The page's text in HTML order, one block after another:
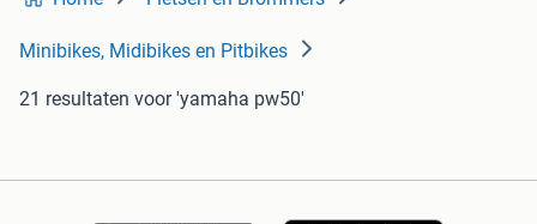
Minibikes, Midibikes en Pitbikes
21 resultaten voor 'yamaha pw50'